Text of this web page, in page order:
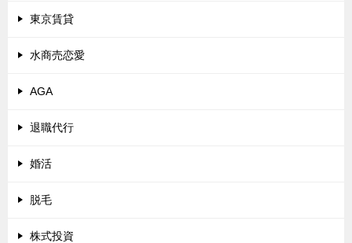
東京賃貸
水商売恋愛
AGA
退職代行
婚活
脱毛
株式投資